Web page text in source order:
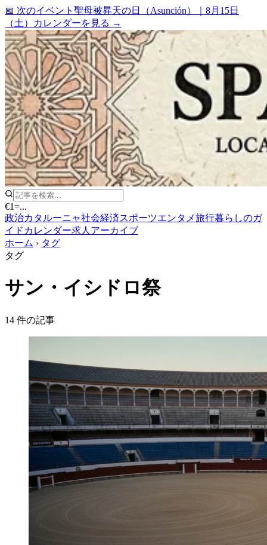
📅 次のイベント 聖母被昇天の日（Asunción）
8月15日
（土）
カレンダーを見る →
€1=...
政治カタルーニャ社会経済スポーツエンタメ旅行暮らしのガ
イド カレンダー求人 アーカイブ
ホーム › タグ
タグ
サン・イシドロ祭
14 件の記事